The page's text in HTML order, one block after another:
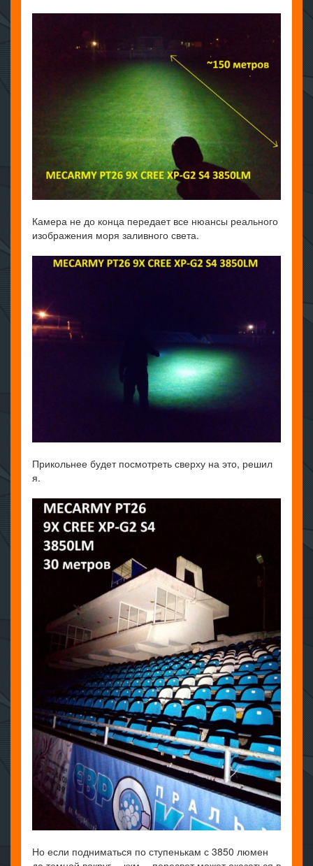
Камера не до конца передает все нюансы реального
изображения моря заливного света.
Прикольнее будет посмотреть сверху на это, решил
я.
Но если подниматься по ступенькам с 3850 люмен